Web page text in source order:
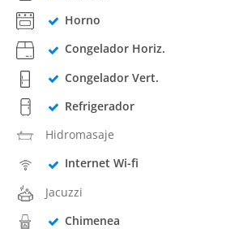
Horno
Congelador Horiz.
Congelador Vert.
Refrigerador
Hidromasaje
Internet Wi-fi
Jacuzzi
Chimenea